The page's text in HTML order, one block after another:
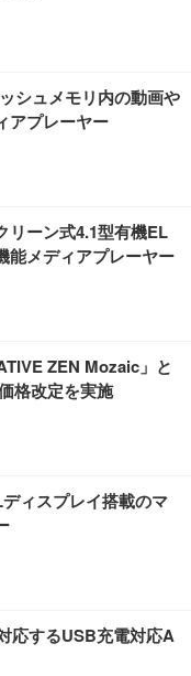
シュメモリ内の動画や
アプレーヤー
リーン式4.1型有機EL
能メディアプレーヤー
ZEN Mozaic」と
格改定を実施
ィスプレイ搭載のマ
応するUSB充電対応A